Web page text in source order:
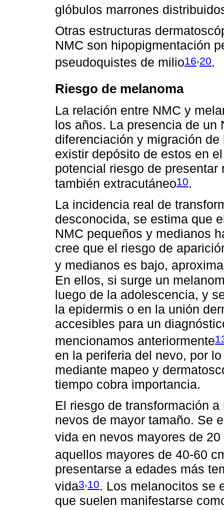
glóbulos marrones
Otras estructuras
NMC son hipopigmentación
pseudoquistes de milio16,20.
Riesgo de melanoma
La relación entre NMC y
los años. La presencia de un
diferenciación y migración
existir depósito de estos en
potencial riesgo de
también extracutáneo10.
La incidencia real de
desconocida, se estima que
NMC pequeños y medianos
cree que el riesgo de
y medianos es bajo,
En ellos, si surge un
luego de la adolescencia, y
la epidermis o en la unión
accesibles para un
mencionamos anteriormente
en la periferia del nevo, por
mediante mapeo y
tiempo cobra importancia.
El riesgo de transformación
nevos de mayor tamaño. Se
vida en nevos mayores de 20
aquellos mayores de 40-60
presentarse a edades más
vida3,10. Los melanocitos se
que suelen manifestarse